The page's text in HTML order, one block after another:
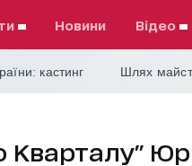
Новини відео
кастинг Шлях
Кварталу"